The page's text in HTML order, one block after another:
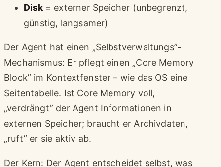
Disk= externer Speicher (unbegrenzt,
günstig, langsamer)
Der Agent hat einen „Selbstverwaltungs”-
Mechanismus: Er pflegt einen „Core Memory
Block” im Kontextfenster – wie das OS eine
Seitentabelle. Ist Core Memory voll,
„verdrängt” der Agent Informationen in
externen Speicher; braucht er Archivdaten,
„ruft” er sie aktiv ab.
Der Kern: Der Agent entscheidet selbst, was